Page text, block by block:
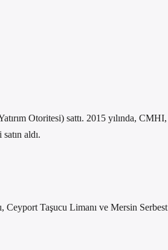
Otoritesi) sattı. 2015 yılında, CMHI,
aldı.
Ceyport Taşucu Limanı ve Mersin Serbest